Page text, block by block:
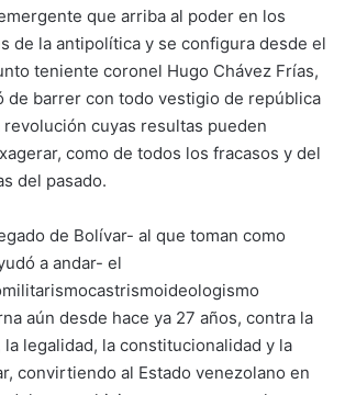
que arriba al poder en los
de la antipolítica y se configura desde el
teniente coronel Hugo Chávez Frías,
de barrer con todo vestigio de república
cuyas resultas pueden
como de todos los fracasos y del
del pasado.
de Bolívar- al que toman como
a andar- el
aún desde hace ya 27 años, contra la
legalidad, la constitucionalidad y la
convirtiendo al Estado venezolano en